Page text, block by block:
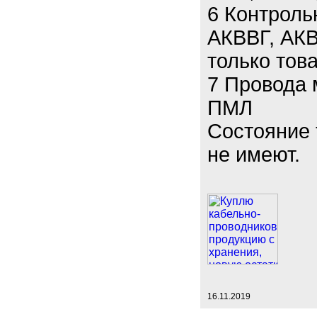
6
АКВВГ,
только
7
ПМЛ
Состояние
не имеют.
16.11.2019